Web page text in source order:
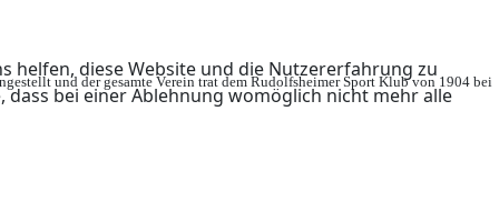
helfen, diese Website und die Nutzererfahrung zu
dass bei einer Ablehnung womöglich nicht mehr alle
und der gesamte Verein trat dem Rudolfsheimer Sport Klub von 1904 bei